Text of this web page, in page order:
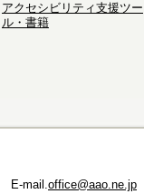
アクセシビリティ支援ツー
ル・書籍
E-mail.office@aao.ne.jp